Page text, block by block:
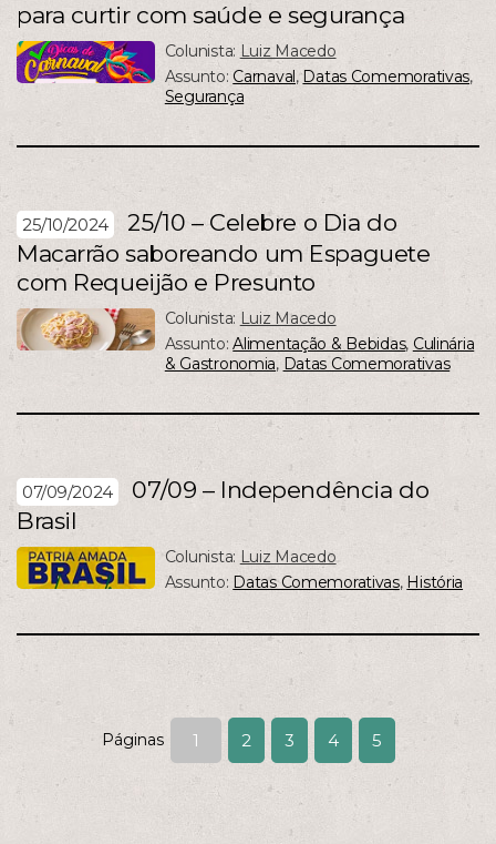
para curtir com saúde e segurança
Colunista: Luiz Macedo
Assunto: Carnaval,Datas Comemorativas,
Segurança
25/10/2024
25/10 – Celebre o Dia do
Macarrão saboreando um Espaguete
com Requeijão e Presunto
Colunista: Luiz Macedo
Assunto:Alimentação & Bebidas, Culinária
& Gastronomia, Datas Comemorativas
07/09/2024
07/09 – Independência do
Brasil
Colunista: Luiz Macedo
Assunto: Datas Comemorativas, História
Páginas 1 2 3 4 5